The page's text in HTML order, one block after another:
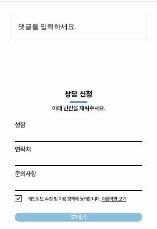
댓글을 입력하세요.
​상담 신청
아래 빈칸을 채워주세요.
성함
연락처
문의사항
개인정보 수집 및 이용 정책에 동의합니다. 이용약관 보기
보내기